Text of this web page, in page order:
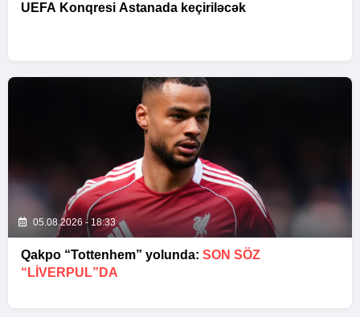
UEFA Konqresi Astanada keçiriləcək
05.08.2026 - 18:33
Qakpo “Tottenhem” yolunda: SON SÖZ
“LIVERPUL”DA